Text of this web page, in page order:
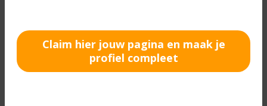
Claim hier jouw pagina en maak je
profiel compleet